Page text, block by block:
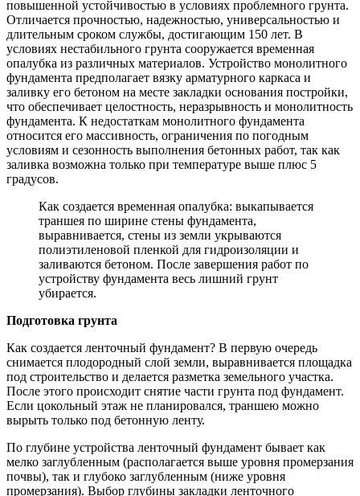
повышенной устойчивостью в условиях проблемного грунта.
Отличается прочностью, надежностью, универсальностью и
длительным сроком службы, достигающим 150 лет. В
условиях нестабильного грунта сооружается временная
опалубка из различных материалов. Устройство монолитного
фундамента предполагает вязку арматурного каркаса и
заливку его бетоном на месте закладки основания постройки,
что обеспечивает целостность, неразрывность и монолитность
фундамента. К недостаткам монолитного фундамента
относится его массивность, ограничения по погодным
условиям и сезонность выполнения бетонных работ, так как
заливка возможна только при температуре выше плюс 5
градусов.
Как создается временная опалубка: выкапывается
траншея по ширине стены фундамента,
выравнивается, стены из земли укрываются
полиэтиленовой пленкой для гидроизоляции и
заливаются бетоном. После завершения работ по
устройству фундамента весь лишний грунт
убирается.
Подготовка грунта
Как создается ленточный фундамент? В первую очередь
снимается плодородный слой земли, выравнивается площадка
под строительство и делается разметка земельного участка.
После этого происходит снятие части грунта под фундамент.
Если цокольный этаж не планировался, траншею можно
вырыть только под бетонную ленту.
По глубине устройства ленточный фундамент бывает как
мелко заглубленным (располагается выше уровня промерзания
почвы), так и глубоко заглубленным (ниже уровня
промерзания). Выбор глубины закладки ленточного